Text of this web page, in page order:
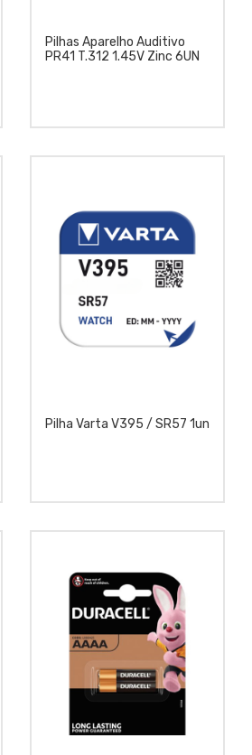
Pilhas Aparelho Auditivo
PR41 T.312 1.45V Zinc 6UN
Pilha Varta V395 / SR57 1un